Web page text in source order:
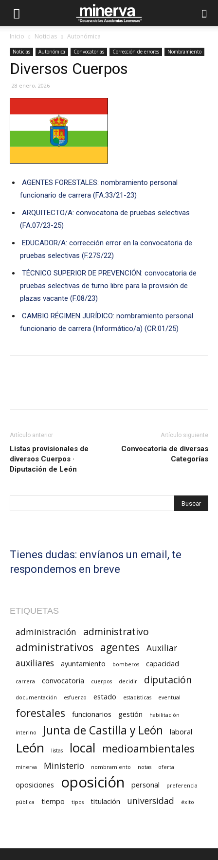
Inicio Noticias Autonómica
Noticias Autonómica Convocatorias Corrección de errores Nombramiento
Diversos Cuerpos
28 enero, 2026
AGENTES FORESTALES: nombramiento personal
funcionario de carrera (FA.33/21-23)
ARQUITECTO/A: convocatoria de pruebas selectivas
(FA.07/23-25)
EDUCADOR/A: corrección error en la convocatoria de
pruebas selectivas (F.27S/22)
TÉCNICO SUPERIOR DE PREVENCIÓN: convocatoria de
pruebas selectivas de turno libre para la provisión de
plazas vacante (F.08/23)
CAMBIO RÉGIMEN JURÍDICO: nombramiento personal
funcionario de carrera (Informático/a) (CR.01/25)
Artículo anterior
Listas provisionales de
diversos Cuerpos ·
Diputación de León
Artículo siguiente
Convocatoria de diversas
Categorías
Tienes dudas: envíanos un email, te
respondemos en breve
ETIQUETAS
administración administrativo
administrativos agentes
Auxiliar
auxiliares
ayuntamiento bomberos capacidad
carrera convocatoria cuerpos decidir diputación
documentación esfuerzo estado estadísticas eventual
forestales funcionarios gestión habilitación
interino Junta de Castilla y León laboral
León listas local medioambientales
minerva Ministerio nombramiento notas oferta
oposiciones oposición personal preferencia
pública tiempo tipos titulación universidad éxito